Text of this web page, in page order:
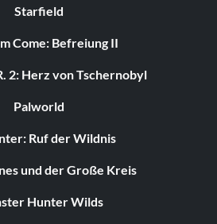
Starfield
Come: Befreiung II
2: Herz von Tschernobyl
Palworld
Ruf der Wildnis
und der Große Kreis
Hunter Wilds